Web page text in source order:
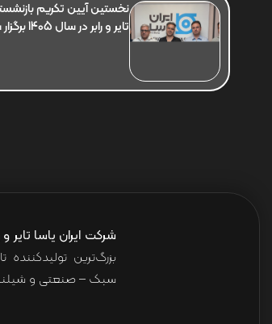
نخستین آیین تکریم
تایر و رابر در سال 1405 برگزار شد
شرکت ایران یاسا تایر
بزرگ‌ترین
سبک – صنعتی و